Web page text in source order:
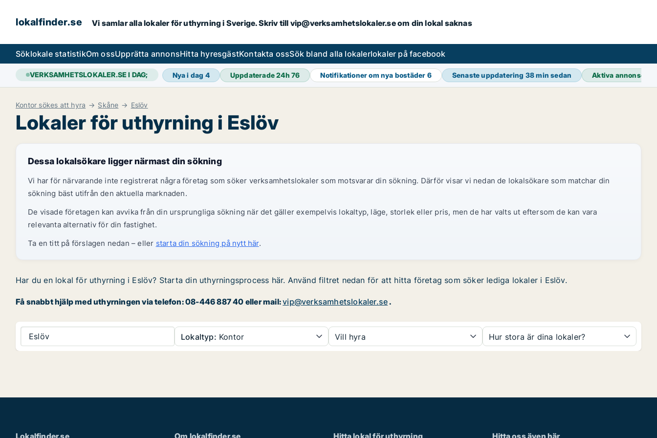
lokalfinder.se Vi samlar alla lokaler för uthyrning i Sverige. Skriv till vip@verksamhetslokaler.se om din lokal saknas
Söklokale statistikOm ossUpprätta annonsHitta hyresgästKontakta ossSök bland alla lokalerlokaler på facebook
VERKSAMHETSLOKALER.SE I DAG; Nya i dag 4 Uppdaterade 24h76 Notifikationer om nya bostäder 6 Senaste uppdatering 38 min sedan Aktiva annonser
Kontor sökes att hyra Skåne Eslöv
Lokaler för uthyrning i Eslöv
Dessa lokalsökare ligger närmast din sökning
Vi har för närvarande inte registrerat några företag som söker verksamhetslokaler som motsvarar din sökning. Därför visar vi nedan de lokalsökare som matchar din
sökning bäst utifrån den aktuella marknaden.
De visade företagen kan avvika från din ursprungliga sökning när det gäller exempelvis lokaltyp, läge, storlek eller pris, men de har valts ut eftersom de kan vara
relevanta alternativ för din fastighet.
Ta en titt på förslagen nedan – eller starta din sökning på nytt här.
Har du en lokal för uthyrning i Eslöv? Starta din uthyrningsprocess här. Använd filtret nedan för att hitta företag som söker lediga lokaler i Eslöv.
Få snabbt hjälp med uthyrningen via telefon: 08-446 887 40 eller mail:vip@verksamhetslokaler.se.
Eslöv Lokaltyp: Kontor Vill hyra Hur stora är dina lokaler?
Lokalfinder.se Om lokalfinder.se Hitta lokal för uthyrning Hitta oss även här